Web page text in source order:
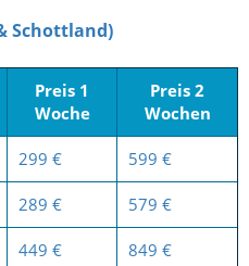
Schottland)
Preis 1
Woche
Preis 2
Wochen
299 € 599 €
289 € 579 €
449 € 849 €